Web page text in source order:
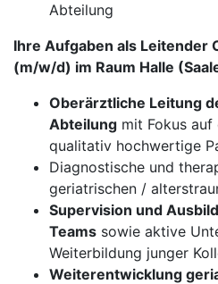
Abteilung
Ihre Aufgaben als Leitender
(m/w/d) im Raum Halle
Oberärztliche Leitung
Abteilung mit Fokus auf
qualitativ hochwertige
Diagnostische und
geriatrischen /
Supervision und
Teams sowie aktive
Weiterbildung junger
Weiterentwicklung